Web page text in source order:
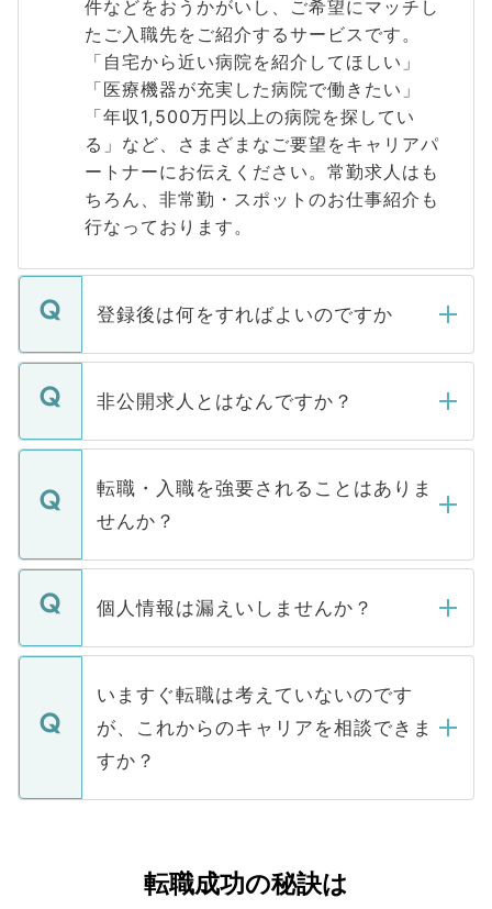
件などをおうかがいし、ご希望にマッチし
たご入職先をご紹介するサービスです。
「自宅から近い病院を紹介してほしい」
「医療機器が充実した病院で働きたい」
「年収1,500万円以上の病院を探してい
る」など、さまざまなご要望をキャリアパ
ートナーにお伝えください。常勤求人はも
ちろん、非常勤・スポットのお仕事紹介も
行なっております。
登録後は何をすればよいのですか
ご登録いただきましたら、弊社担当者がご
登録内容を確認し、その後メールもしくは
ます。通常、5営業日以内にはご連絡をせて
いただきますので、しばらくお待ちくださ
い。
非公開求人とはなんですか？
マイナビDOCTORで取り扱っている求人の
うち約3割は、Webサイトからご覧いただ
けない「非公開求人」です。非公開求人は
下記の理由によって、一般には公開してい
ません。
■応募殺到を避けるため 人気のある医療機
関を公にしてしまうと、応募が殺到する場
に、医療機関が求める条件に合った人材の
みを人材紹介会社に依頼するケースが増え
ています。
転職・入職を強要されることはありま
せんか？
転職・入職を強要することは一切ありませ
ん。また、仮に応募先から内定をいただい
定を承諾する必要はありません。内定先へ
の辞退の連絡はキャリアパートナーが行い
ますので、ご安心ください。
個人情報は漏えいしませんか？
個人情報が漏えいすることはありませんの
で、ご安心ください。当サイトからの登録
などで収集したご登録者様の個人情報は、
ご本人のキャリアアップおよび転職活動の
支援を目的に使用いたします。お預かりし
ているすべての個人データはご本人の許可
は、個人情報の取り扱いについての厳密な
いますぐ転職は考えていないのです
が、これからのキャリアを相談できま
すか？
かがいして、現在の医療機関の状況や紹介
経験をまじえながら、適切なアドバイスを
転職成功の秘訣は